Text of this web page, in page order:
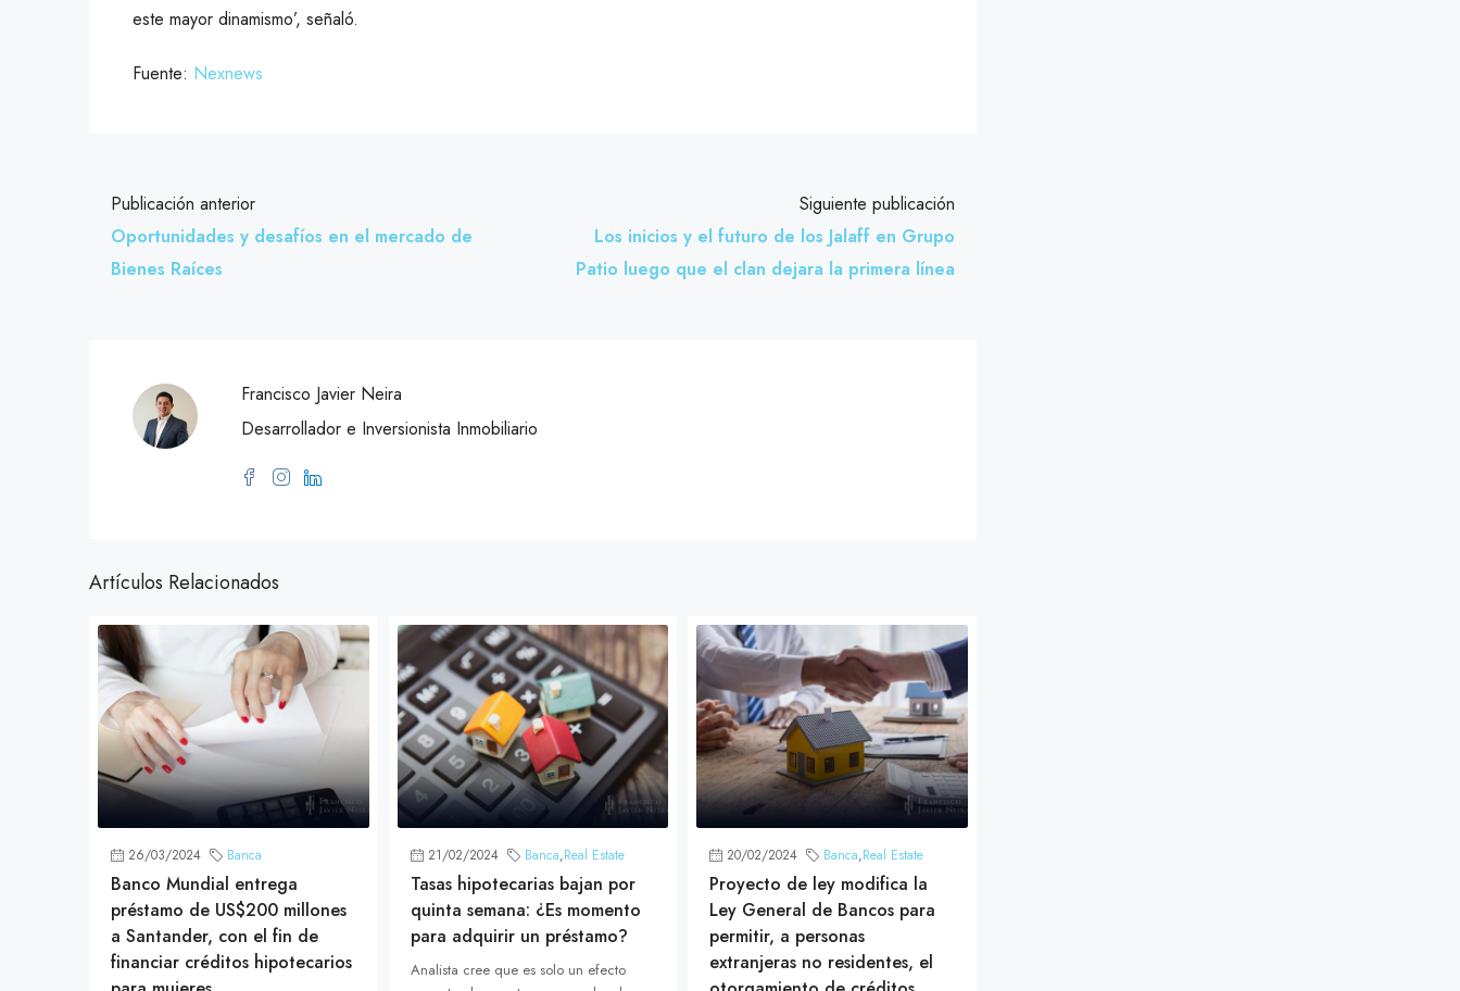
este mayor dinamismo’, señaló.
Fuente: Nexnews
Publicación anterior
Oportunidades y desafíos en el mercado de
Bienes Raíces
Siguiente publicación
Los inicios y el futuro de los Jalaff en Grupo
Patio luego que el clan dejara la primera línea
Francisco Javier Neira
Desarrollador e Inversionista Inmobiliario
Artículos Relacionados
26/03/2024 Banca
Banco Mundial entrega
préstamo de US$200 millones
a Santander, con el fin de
financiar créditos hipotecarios
21/02/2024 Banca,Real Estate
Tasas hipotecarias bajan por
quinta semana: ¿Es momento
para adquirir un préstamo?
Analista cree que es solo un efecto
20/02/2024 Banca,Real Estate
Proyecto de ley modifica la
Ley General de Bancos para
permitir, a personas
extranjeras no residentes, el